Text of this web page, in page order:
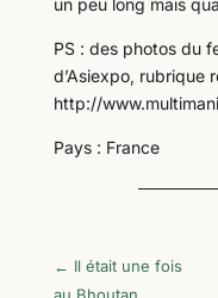
un peu long mais
PS : des photos du
d’Asiexpo, rubrique
http://
Pays : France
← Il était une fois